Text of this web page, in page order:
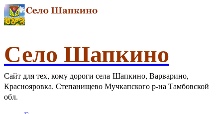
Село Шапкино
Сайт для тех, кому дороги села Шапкино, Варварино,
Краснояровка, Степанищево Мучкапского р-на Тамбовской
обл.